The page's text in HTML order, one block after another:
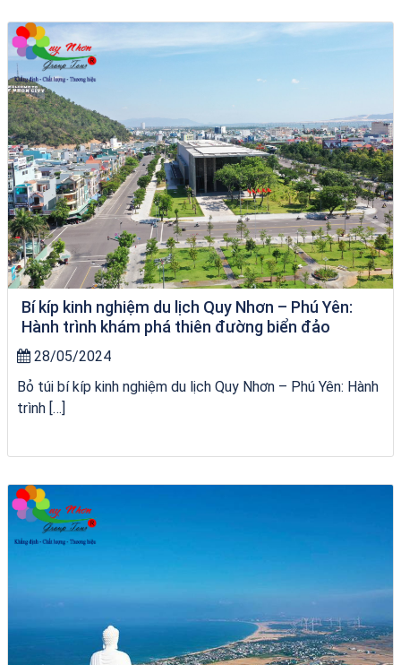
Tour Quy Nhơn 3 Đảo
Bí kíp kinh nghiệm du lịch Quy Nhơn – Phú Yên:
Hành trình khám phá thiên đường biển đảo
28/05/2024
Bỏ túi bí kíp kinh nghiệm du lịch Quy Nhơn – Phú Yên: Hành
trình […]